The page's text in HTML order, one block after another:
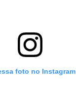
foto no Instagram